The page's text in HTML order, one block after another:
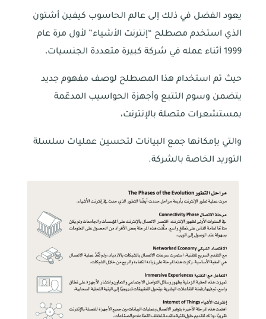
يعود الفضل في ذلك إلى عالم الحاسوب كيفين أشتون
الذي استخدم مصطلح “إنترنت الأشياء” لأول مرة عام
1999 أثناء عمله في شركة كبيرة متعددة الجنسيات،
حيث تم استخدام هذا المصطلح لوصف مفهوم جديد
يتضمن وسوم التتبع وأجهزة الحواسيب المدعّمة
بمستشعرات متصلة بالإنترنت،
والتي بإمكانها جمع البيانات لتحسين عمليات سلسلة
التوريد الخاصة بالشركة.